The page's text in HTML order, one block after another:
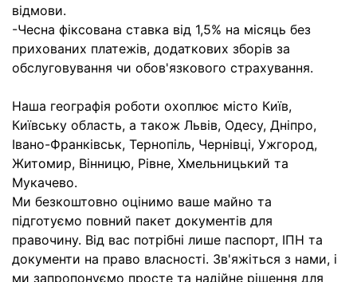
відмови.
-Чесна фіксована ставка від 1,5% на місяць без
прихованих платежів, додаткових зборів за
обслуговування чи обов'язкового страхування.
Наша географія роботи охоплює місто Київ,
Київську область, а також Львів, Одесу, Дніпро,
Івано-Франківськ, Тернопіль, Чернівці, Ужгород,
Житомир, Вінницю, Рівне, Хмельницький та
Мукачево.
Ми безкоштовно оцінимо ваше майно та
підготуємо повний пакет документів для
правочину. Від вас потрібні лише паспорт, ІПН та
документи на право власності. Зв'яжіться з нами, і
ми запропонуємо просте та надійне рішення для